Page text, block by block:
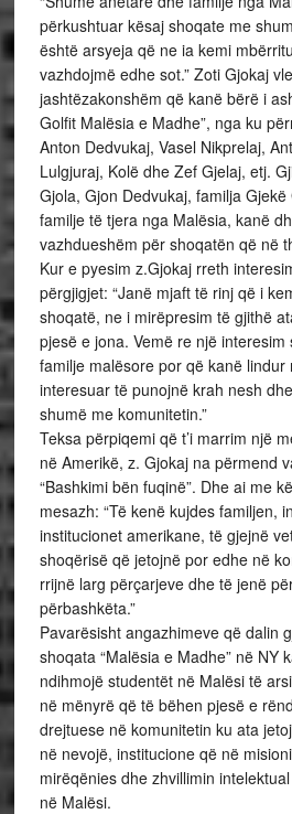
përkushtuar kësaj shoqate me
është arsyeja që ne ia kemi
vazhdojmë edhe sot.” Zoti Gjokaj
jashtëzakonshëm që kanë bërë i
Golfit Malësia e Madhe”, nga ku
Anton Dedvukaj, Vasel Nikprelaj,
Lulgjuraj, Kolë dhe Zef Gjelaj, etj.
Gjola, Gjon Dedvukaj, familja
familje të tjera nga Malësia, kanë
vazhdueshëm për shoqatën që në
Kur e pyesim z.Gjokaj rreth
përgjigjet: “Janë mjaft të rinj që i
shoqatë, ne i mirëpresim të gjithë
pjesë e jona. Vemë re një
familje malësore por që kanë
interesuar të punojnë krah nesh
shumë me komunitetin.”
Teksa përpiqemi që t’i marrim një
në Amerikë, z. Gjokaj na përmend
“Bashkimi bën fuqinë”. Dhe ai me
mesazh: “Të kenë kujdes familjen,
institucionet amerikane, të gjejnë
shoqërisë që jetojnë por edhe në
rrijnë larg përçarjeve dhe të jenë
përbashkëta.”
Pavarësisht angazhimeve që dalin
shoqata “Malësia e Madhe” në NY
ndihmojë studentët në Malësi të
në mënyrë që të bëhen pjesë e
drejtuese në komunitetin ku ata
në nevojë, institucione që në
mirëqënies dhe zhvillimin
në Malësi.